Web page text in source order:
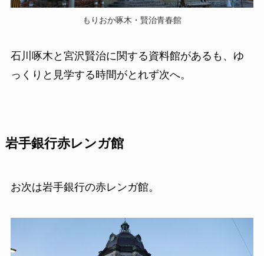
もりおか啄木・賢治青春館
石川啄木と宮沢賢治に関する資料館があるも、ゆ
っくりと見学する時間がとれず次へ。
岩手銀行赤レンガ館
お次は岩手銀行の赤レンガ館。